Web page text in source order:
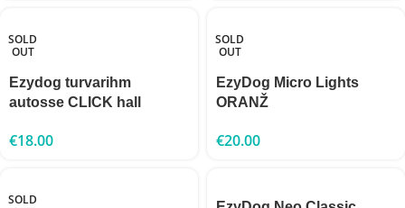
SOLD
OUT
Ezydog turvarihm
autosse CLICK hall
€18.00
SOLD
OUT
EzyDog Micro Lights
ORANŽ
€20.00
SOLD